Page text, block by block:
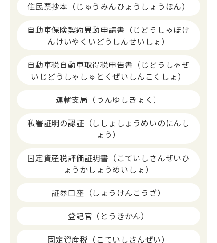
住民票抄本（じゅうみんひょうしょうほん）
自動車保険契約異動申請書（じどうしゃほけ
んけいやくいどうしんせいしょ）
自動車税自動車取得税申告書（じどうしゃぜ
いじどうしゃしゅとくぜいしんこくしょ）
運輸支局（うんゆしきょく）
私署証明の認証（ししょしょうめいのにんし
ょう）
固定資産税評価証明書（こていしさんぜいひ
ょうかしょうめいしょ）
証券口座（しょうけんこうざ）
登記官（とうきかん）
固定資産税（こていしさんぜい）